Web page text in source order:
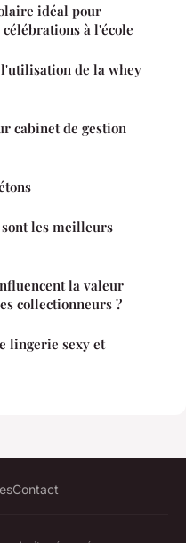
idéal pour
à l'école
l'utilisation de la whey
cabinet de gestion
les meilleurs
la valeur
collectionneurs ?
lingerie sexy et
Contact